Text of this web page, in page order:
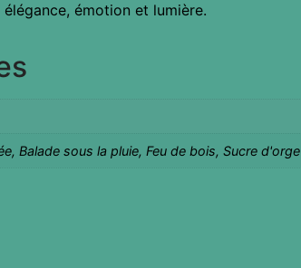
émotion et lumière.
Balade sous la pluie, Feu de bois, Sucre d'orge